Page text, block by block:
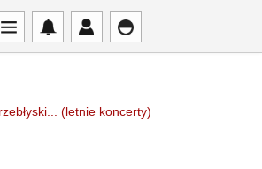
(letnie koncerty)